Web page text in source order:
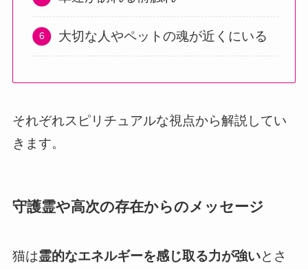
大切な人やペットの魂が近くにいる
それぞれスピリチュアルな視点から解説してい
きます。
守護霊や高次の存在からのメッセージ
猫は霊的なエネルギーを感じ取る力が強いとさ